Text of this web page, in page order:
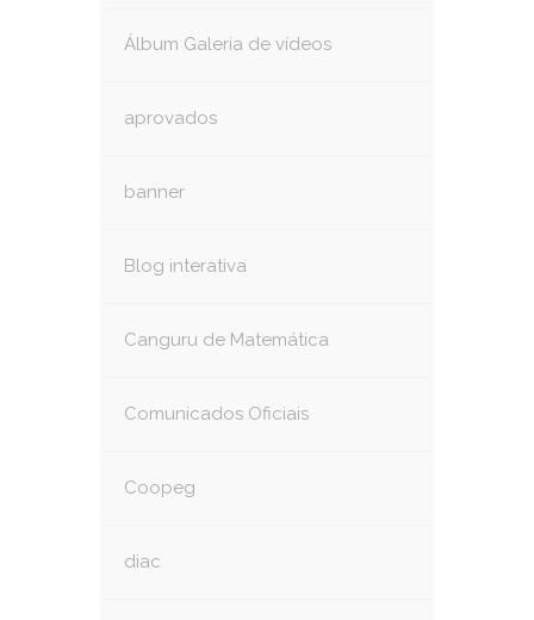
Álbum Galeria de vídeos
aprovados
banner
Blog interativa
Canguru de Matemática
Comunicados Oficiais
Coopeg
diac